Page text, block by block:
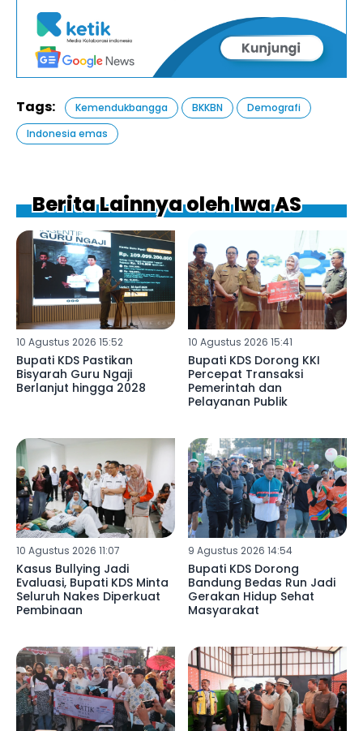
Tags: Kemendukbangga BKKBN
Demografi
Indonesia emas
Berita Lainnya oleh Iwa AS
10 Agustus 2026 15:52
Bupati KDS Pastikan
Bisyarah Guru Ngaji
Berlanjut hingga 2028
10 Agustus 2026 15:41
Bupati KDS Dorong KKI
Percepat Transaksi
Pemerintah dan
Pelayanan Publik
10 Agustus 2026 11:07
Kasus Bullying Jadi
Evaluasi, Bupati KDS Minta
Seluruh Nakes Diperkuat
Pembinaan
9 Agustus 2026 14:54
Bupati KDS Dorong
Bandung Bedas Run Jadi
Gerakan Hidup Sehat
Masyarakat